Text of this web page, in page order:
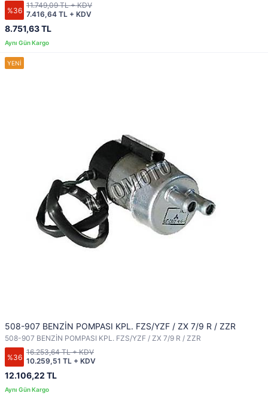
%36
8.751,63 TL
7.416,64 TL + KDV
11.749,09 TL + KDV
508-907 BENZİN POMPASI KPL. FZS/YZF / ZX 7/9 R / ZZR
508-907 BENZİN POMPASI KPL. FZS/YZF / ZX 7/9 R / ZZR
%36
12.106,22 TL
10.259,51 TL + KDV
16.253,64 TL + KDV